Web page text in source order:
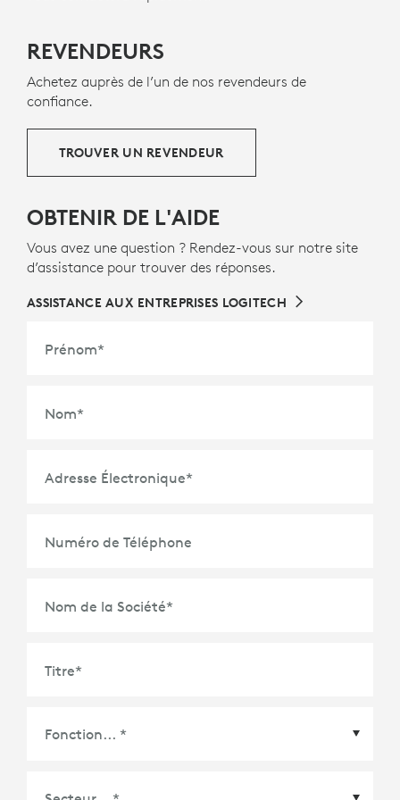
REVENDEURS
Achetez auprès de l’un de nos revendeurs de
confiance.
TROUVER UN REVENDEUR
OBTENIR DE L'AIDE
Vous avez une question ? Rendez-vous sur notre site
d’assistance pour trouver des réponses.
ASSISTANCE AUX ENTREPRISES LOGITECH
Prénom*
Nom*
Adresse Électronique*
Numéro de Téléphone
Nom de la Société*
Titre*